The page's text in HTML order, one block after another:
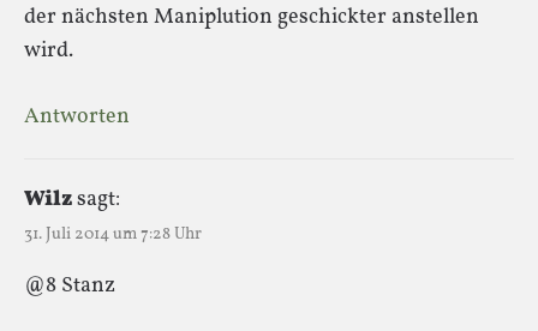
der nächsten Maniplution geschickter anstellen
wird.
Antworten
Wilzsagt:
31. Juli 2014 um 7:28 Uhr
@8 Stanz